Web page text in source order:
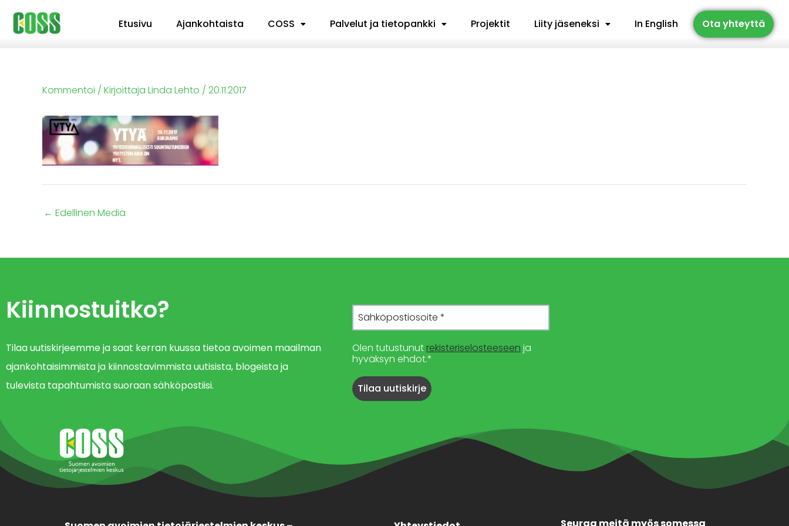
Siirry
sisältöön
Etusivu Ajankohtaista COSS Palvelut ja tietopankki Projektit Liity jäseneksi In English Ota yhteyttä
Kommentoi / Kirjoittaja Linda Lehto / 20.11.2017
← Edellinen Media
Kiinnostuitko?
Tilaa uutiskirjeemme ja saat kerran kuussa tietoa avoimen maailman
ajankohtaisimmista ja kiinnostavimmista uutisista, blogeista ja
tulevista tapahtumista suoraan sähköpostiisi.
Olen tutustunut rekisteriselosteeseen ja
hyväksyn ehdot.*